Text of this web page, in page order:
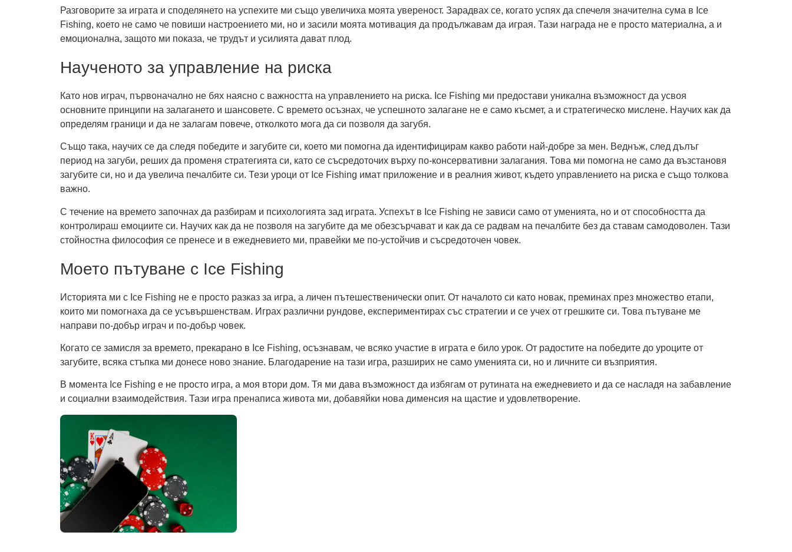
Разговорите за играта и споделянето на успехите ми също увеличиха моята увереност. Зарадвах се, когато успях да спечеля значителна сума в Ice
Fishing, което не само че повиши настроението ми, но и засили моята мотивация да продължавам да играя. Тази награда не е просто материална, а и
емоционална, защото ми показа, че трудът и усилията дават плод.
Наученото за управление на риска
Като нов играч, първоначално не бях наясно с важността на управлението на риска. Ice Fishing ми предостави уникална възможност да усвоя
основните принципи на залагането и шансовете. С времето осъзнах, че успешното залагане не е само късмет, а и стратегическо мислене. Научих как да
определям граници и да не залагам повече, отколкото мога да си позволя да загубя.
Също така, научих се да следя победите и загубите си, което ми помогна да идентифицирам какво работи най-добре за мен. Веднъж, след дълъг
период на загуби, реших да променя стратегията си, като се съсредоточих върху по-консервативни залагания. Това ми помогна не само да възстановя
загубите си, но и да увелича печалбите си. Тези уроци от Ice Fishing имат приложение и в реалния живот, където управлението на риска е също толкова
важно.
С течение на времето започнах да разбирам и психологията зад играта. Успехът в Ice Fishing не зависи само от уменията, но и от способността да
контролираш емоциите си. Научих как да не позволя на загубите да ме обезсърчават и как да се радвам на печалбите без да ставам самодоволен. Тази
стойностна философия се пренесе и в ежедневието ми, правейки ме по-устойчив и съсредоточен човек.
Моето пътуване с Ice Fishing
Историята ми с Ice Fishing не е просто разказ за игра, а личен пътешественически опит. От началото си като новак, преминах през множество етапи,
които ми помогнаха да се усъвършенствам. Играх различни рундове, експериментирах със стратегии и се учех от грешките си. Това пътуване ме
направи по-добър играч и по-добър човек.
Когато се замисля за времето, прекарано в Ice Fishing, осъзнавам, че всяко участие в играта е било урок. От радостите на победите до уроците от
загубите, всяка стъпка ми донесе ново знание. Благодарение на тази игра, разширих не само уменията си, но и личните си възприятия.
В момента Ice Fishing е не просто игра, а моя втори дом. Тя ми дава възможност да избягам от рутината на ежедневието и да се насладя на забавление
и социални взаимодействия. Тази игра пренаписа живота ми, добавяйки нова дименсия на щастие и удовлетворение.